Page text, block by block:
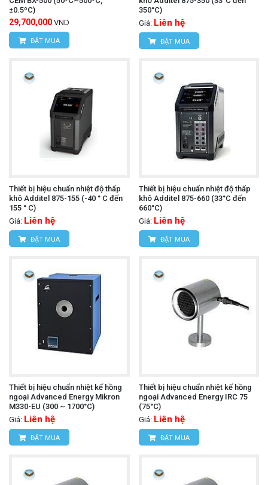
±0.5ºC)
29,700,000 VND
ĐẶT MUA
350°C)
Giá: Liên hệ
ĐẶT MUA
Thiết bị hiệu chuẩn nhiệt độ thấp
khô Additel 875-155 (-40 ° C đến
155 ° C)
Giá: Liên hệ
ĐẶT MUA
Thiết bị hiệu chuẩn nhiệt độ thấp
khô Additel 875-660 (33°C đến
660°C)
Giá: Liên hệ
ĐẶT MUA
Thiết bị hiệu chuẩn nhiệt kế hồng
ngoại Advanced Energy Mikron
M330-EU (300 ~ 1700°C)
Giá: Liên hệ
ĐẶT MUA
Thiết bị hiệu chuẩn nhiệt kế hồng
ngoại Advanced Energy IRC 75
(75°C)
Giá: Liên hệ
ĐẶT MUA